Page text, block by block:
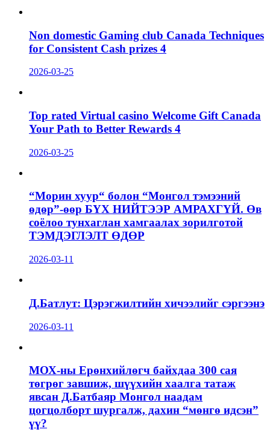
Non domestic Gaming club Canada Techniques
for Consistent Cash prizes 4
2026-03-25
Top rated Virtual casino Welcome Gift Canada
Your Path to Better Rewards 4
2026-03-25
“Морин хуур“ болон “Монгол тэмээний
өдөр”-өөр БҮХ НИЙТЭЭР АМРАХГҮЙ. Өв
соёлоо тунхаглан хамгаалах зорилготой
ТЭМДЭГЛЭЛТ ӨДӨР
2026-03-11
Д.Батлут: Цэрэгжилтийн хичээлийг сэргээнэ
2026-03-11
МОХ-ны Ерөнхийлөгч байхдаа 300 сая
төгрөг завшиж, шүүхийн хаалга татаж
явсан Д.Батбаяр Монгол наадам
цогцолборт шургалж, дахин “мөнгө идсэн”
үү?